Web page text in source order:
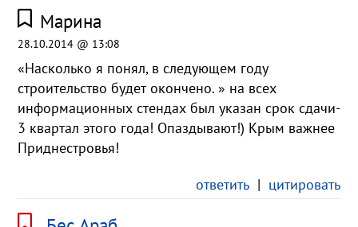
Марина
28.10.2014 @ 13:08
«Насколько я понял, в следующем году
строительство будет окончено. » на всех
информационных стендах был указан срок сдачи-
3 квартал этого года! Опаздывают!) Крым важнее
Приднестровья!
ответить| цитировать